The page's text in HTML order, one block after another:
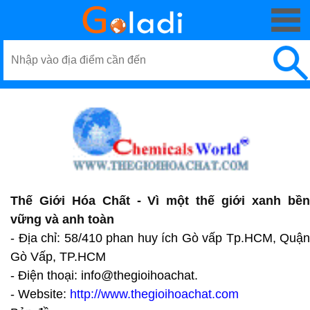
Thế Giới Hóa Chất - Vì một thế giới xanh bền
vững và anh toàn
- Địa chỉ: 58/410 phan huy ích Gò vấp Tp.HCM, Quận
Gò Vấp, TP.HCM
- Điện thoại: info@thegioihoachat.
- Website: http://www.thegioihoachat.com